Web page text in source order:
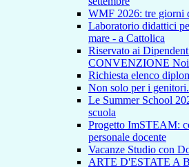
WMF 2026: tre giorni
Laboratorio didattici
mare - a Cattolica
Riservato ai
CONVENZIONE
Richiesta elenco
Non solo per i genitori.
Le Summer School
scuola
Progetto ImSTEAM:
personale docente
Vacanze Studio con
ARTE D'ESTATE A